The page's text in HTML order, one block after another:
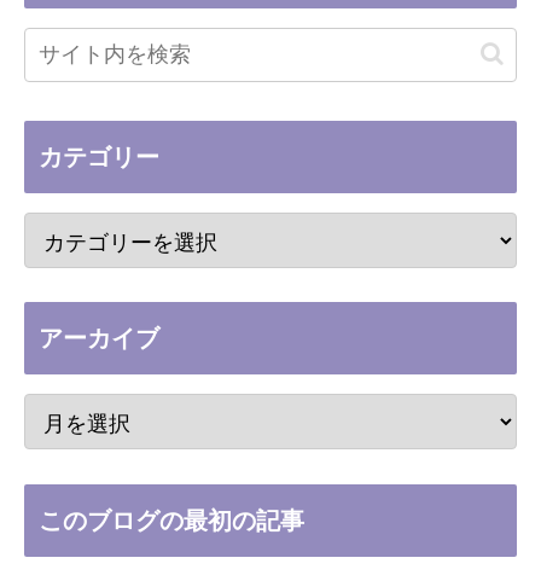
カテゴリー
アーカイブ
このブログの最初の記事